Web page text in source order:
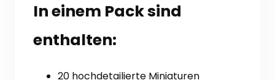
In einem Pack sind
enthalten:
20 hochdetailierte Miniaturen